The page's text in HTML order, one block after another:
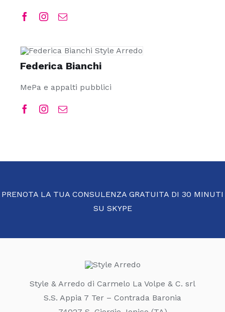
Federica Bianchi
MePa e appalti pubblici
PRENOTA LA TUA CONSULENZA GRATUITA DI 30 MINUTI
SU SKYPE
Style & Arredo di Carmelo La Volpe & C. srl
S.S. Appia 7 Ter – Contrada Baronia